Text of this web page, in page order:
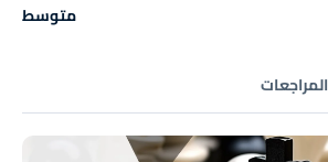
المراجعات
متوسط